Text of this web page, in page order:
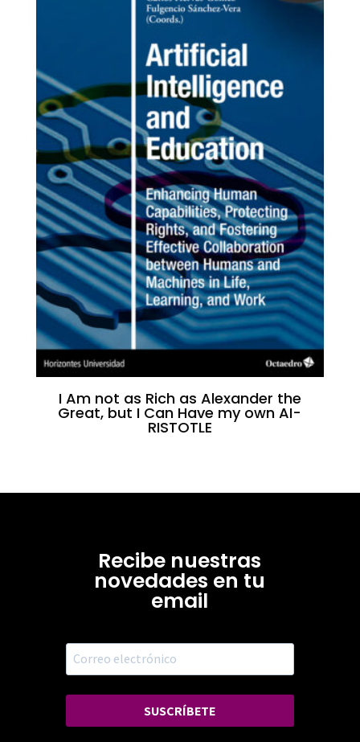
I Am not as Rich as Alexander the
Great, but I Can Have my own AI-
RISTOTLE
Recibe nuestras
novedades en tu
email
SUSCRÍBETE